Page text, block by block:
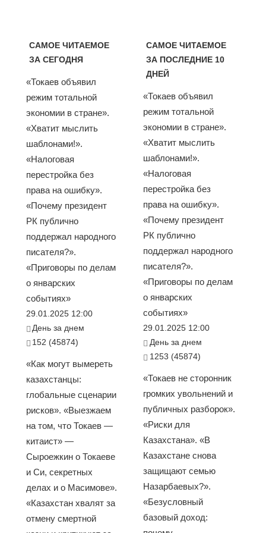
САМОЕ ЧИТАЕМОЕ
ЗА СЕГОДНЯ
«Токаев объявил
режим тотальной
экономии в стране».
«Хватит мыслить
шаблонами!».
«Налоговая
перестройка без
права на ошибку».
«Почему президент
РК публично
поддержал народного
писателя?».
«Приговоры по делам
о январских
событиях»
29.01.2025 12:00
День за днем
152 (45874)
«Как могут вымереть
казахстанцы:
глобальные сценарии
рисков». «Выезжаем
на том, что Токаев —
китаист» —
Сыроежкин о Токаеве
и Си, секретных
делах и о Масимове».
«Казахстан хвалят за
отмену смертной
САМОЕ ЧИТАЕМОЕ
ЗА ПОСЛЕДНИЕ 10
ДНЕЙ
«Токаев объявил
режим тотальной
экономии в стране».
«Хватит мыслить
шаблонами!».
«Налоговая
перестройка без
права на ошибку».
«Почему президент
РК публично
поддержал народного
писателя?».
«Приговоры по делам
о январских
событиях»
29.01.2025 12:00
День за днем
1253 (45874)
«Токаев не сторонник
громких увольнений и
публичных разборок».
«Риски для
Казахстана». «В
Казахстане снова
защищают семью
Назарбаевых?».
«Безусловный
базовый доход: